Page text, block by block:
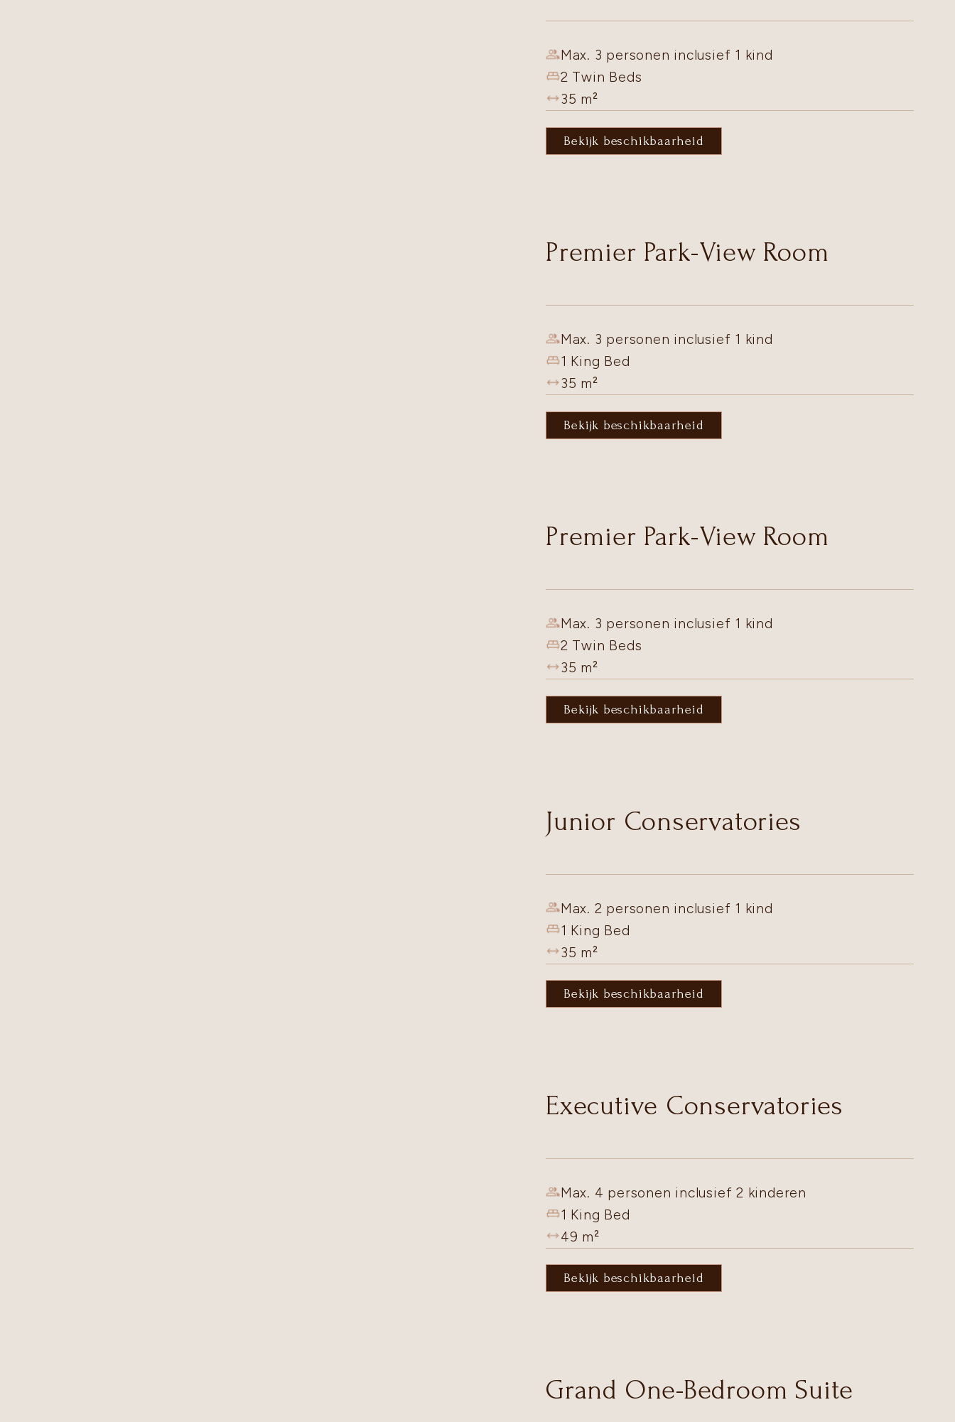
Max. 3 personen inclusief 1 kind
2 Twin Beds
35 m²
Bekijk beschikbaarheid
Premier Park-View Room
Max. 3 personen inclusief 1 kind
1 King Bed
35 m²
Bekijk beschikbaarheid
Premier Park-View Room
Max. 3 personen inclusief 1 kind
2 Twin Beds
35 m²
Bekijk beschikbaarheid
Junior Conservatories
Max. 2 personen inclusief 1 kind
1 King Bed
35 m²
Bekijk beschikbaarheid
Executive Conservatories
Max. 4 personen inclusief 2 kinderen
1 King Bed
49 m²
Bekijk beschikbaarheid
Grand One-Bedroom Suite